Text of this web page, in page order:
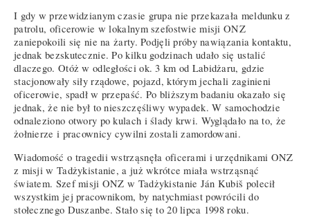
I gdy w przewidzianym czasie grupa nie przekazała meldunku z
patrolu, oficerowie w lokalnym szefostwie misji ONZ
zaniepokoili się nie na żarty. Podjęli próby nawiązania kontaktu,
jednak bezskutecznie. Po kilku godzinach udało się ustalić
dlaczego. Otóż w odległości ok. 3 km od Labidżaru, gdzie
stacjonowały siły rządowe, pojazd, którym jechali zaginieni
oficerowie, spadł w przepaść. Po bliższym badaniu okazało się
jednak, że nie był to nieszczęśliwy wypadek. W samochodzie
odnaleziono otwory po kulach i ślady krwi. Wyglądało na to, że
żołnierze i pracownicy cywilni zostali zamordowani.
Wiadomość o tragedii wstrząsnęła oficerami i urzędnikami ONZ
z misji w Tadżykistanie, a już wkrótce miała wstrząsnąć
światem. Szef misji ONZ w Tadżykistanie Ján Kubiš polecił
wszystkim jej pracownikom, by natychmiast powrócili do
stołecznego Duszanbe. Stało się to 20 lipca 1998 roku.